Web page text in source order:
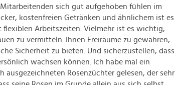
sich gut aufgehoben fühlen im
kostenfreien Getränken und ähnlichem ist es
Arbeitszeiten. Vielmehr ist es wichtig,
zu vermitteln. Ihnen Freiräume zu gewähren,
Sicherheit zu bieten. Und sicherzustellen, dass
wachsen können. Ich habe mal ein
ausgezeichneten Rosenzüchter gelesen, der sehr